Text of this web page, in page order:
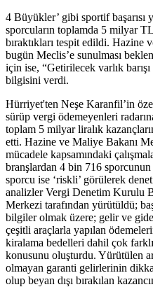
4 Büyükler’ gibi sportif başarısı
sporcuların toplamda 5 milyar
bıraktıkları tespit edildi. Hazine
bugün Meclis’e sunulması
için ise, “Getirilecek varlık
bilgisini verdi.
Hürriyet'ten Neşe Karanfil’in
sürüp vergi ödemeyenleri
toplam 5 milyar liralık
etti. Hazine ve Maliye Bakanı
mücadele kapsamındaki
branşlardan 4 bin 716 sporcunun
sporcu ise ‘riskli’ görülerek
analizler Vergi Denetim Kurulu
Merkezi tarafından yürütüldü;
bilgiler olmak üzere; gelir ve
çeşitli araçlarla yapılan
kiralama bedelleri dahil çok
konusunu oluşturdu. Yürütülen
olmayan garanti gelirlerinin
olup beyan dışı bırakılan